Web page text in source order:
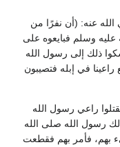
عنه: (أن نفرًا من
وسلم فبايعوه على
ذلك إلى رسول الله
في إبله فتصيبون
راعي رسول الله
رسول الله صلى الله
بهم، فأمر بهم فقطعت